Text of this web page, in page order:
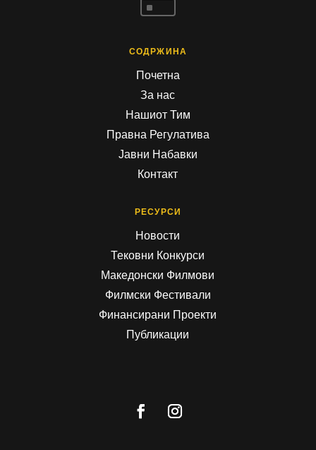
^
СОДРЖИНА
Почетна
За нас
Нашиот Тим
Правна Регулатива
Јавни Набавки
Контакт
РЕСУРСИ
Новости
Тековни Конкурси
Македонски Филмови
Филмски Фестивали
Финансирани Проекти
Публикации